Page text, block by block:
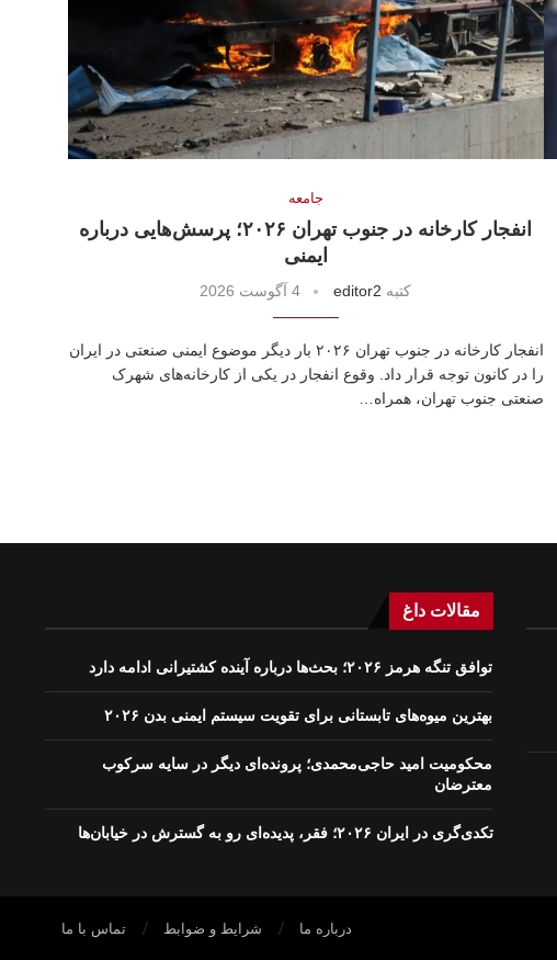
جامعه
انفجار کارخانه در جنوب تهران ۲۰۲۶؛ پرسش‌هایی درباره
ایمنی
كتبه editor2 4 آگوست 2026
انفجار کارخانه در جنوب تهران ۲۰۲۶ بار دیگر موضوع ایمنی صنعتی در ایران
را در کانون توجه قرار داد. وقوع انفجار در یکی از کارخانه‌های شهرک
صنعتی جنوب تهران، همراه…
مقالات داغ
توافق تنگه هرمز ۲۰۲۶؛ بحث‌ها درباره آینده کشتیرانی ادامه دارد
بهترین میوه‌های تابستانی برای تقویت سیستم ایمنی بدن ۲۰۲۶
محکومیت امید حاجی‌محمدی؛ پرونده‌ای دیگر در سایه سرکوب
معترضان
تکدی‌گری در ایران ۲۰۲۶؛ فقر، پدیده‌ای رو به گسترش در خیابان‌ها
درباره ما شرایط و ضوابط تماس با ما